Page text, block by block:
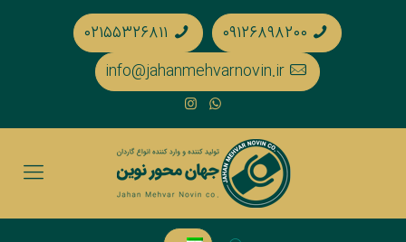
۰۹۱۲۶۸۹۸۲۰۰
۰۲۱۵۵۳۲۶۸۱۱
info@jahanmehvarnovin.ir